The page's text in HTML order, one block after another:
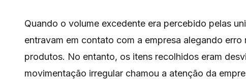
Quando o volume excedente era percebido pelas
entravam em contato com a empresa alegando erro
produtos. No entanto, os itens recolhidos eram
movimentação irregular chamou a atenção da